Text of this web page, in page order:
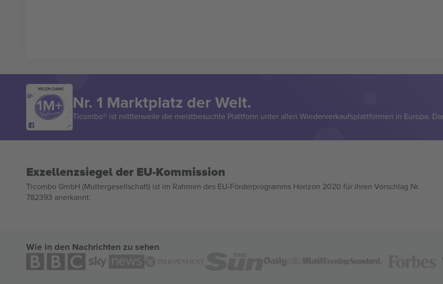
VIELEN DANK!
Nr. 1 Marktplatz der Welt.
Ticombo® ist mittlerweile die meistbesuchte Plattform unter allen Wiederverkaufsplattformen in Europa.
Exzellenzsiegel der EU-Kommission
Ticombo GmbH (Muttergesellschaft) ist im Rahmen des EU-Förderprogramms Horizon 2020 für ihren Vorschlag Nr.
782393 anerkannt.
Wie in den Nachrichten zu sehen